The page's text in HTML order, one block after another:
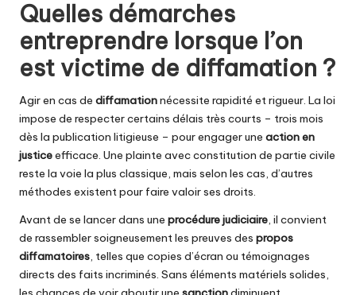
Quelles démarches
entreprendre lorsque l’on
est victime de diffamation ?
Agir en cas de diffamationnécessite rapidité et rigueur. La loi
impose de respecter certains délais très courts – trois mois
dès la publication litigieuse – pour engager une action en
justiceefficace. Une plainte avec constitution de partie civile
reste la voie la plus classique, mais selon les cas, d’autres
méthodes existent pour faire valoir ses droits.
Avant de se lancer dans une procédure judiciaire, il convient
de rassembler soigneusement les preuves des propos
diffamatoires, telles que copies d’écran ou témoignages
directs des faits incriminés. Sans éléments matériels solides,